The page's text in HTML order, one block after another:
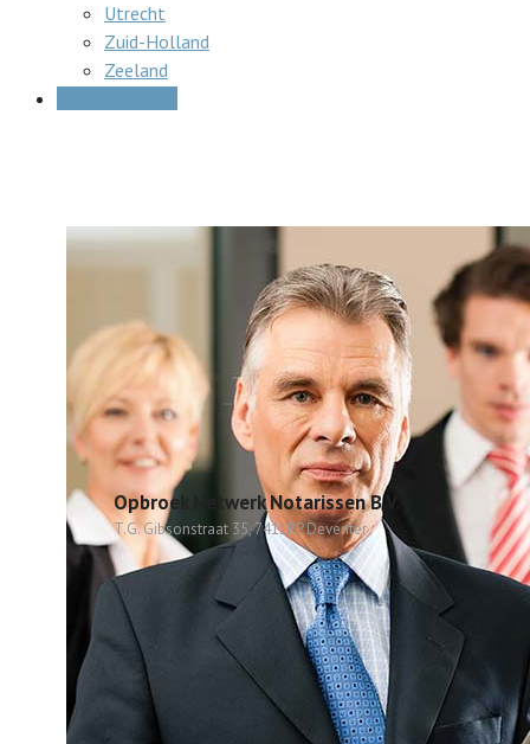
Utrecht
Zuid-Holland
Zeeland
Opbroek Netwerk Notarissen B.V.
T.G. Gibsonstraat 35, 7411RP Deventer